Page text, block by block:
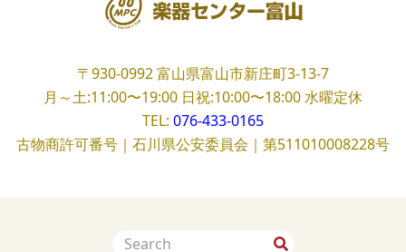
〒930-0992富山県富山市新庄町3-13-7
月～土:11:00〜19:00 日祝:10:00〜18:00水曜定休
TEL: 076-433-0165
古物商許可番号｜石川県公安委員会｜第511010008228号